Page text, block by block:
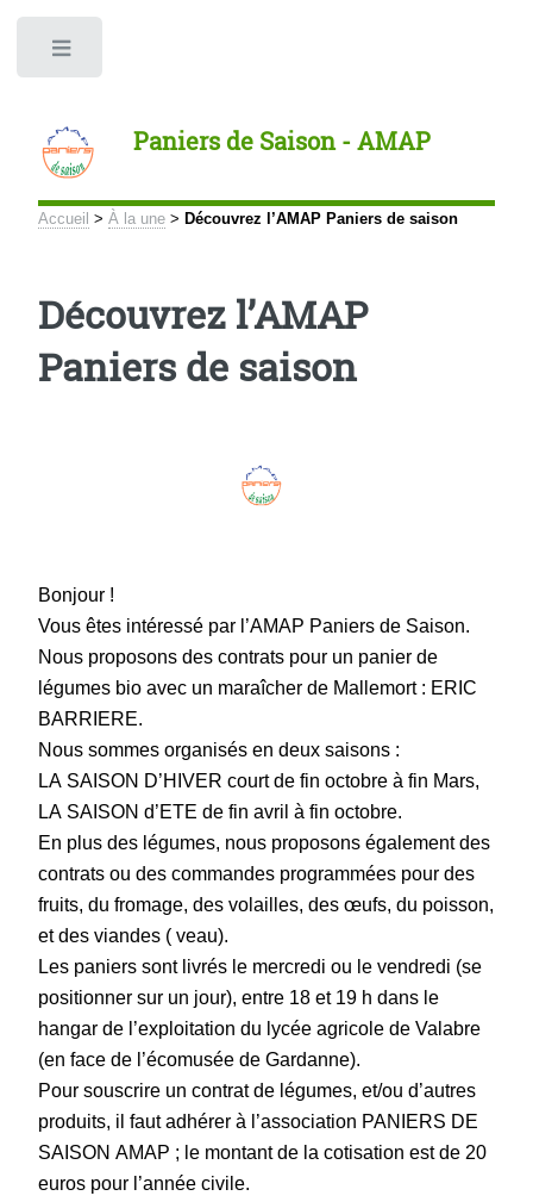
Paniers de Saison - AMAP
Accueil > À la une > Découvrez l’AMAP Paniers de saison
Découvrez l’AMAP
Paniers de saison
Bonjour !
Vous êtes intéressé par l’AMAP Paniers de Saison.
Nous proposons des contrats pour un panier de
légumes bio avec un maraîcher de Mallemort : ERIC
BARRIERE.
Nous sommes organisés en deux saisons :
LA SAISON D’HIVER court de fin octobre à fin Mars,
LA SAISON d’ETE de fin avril à fin octobre.
En plus des légumes, nous proposons également des
contrats ou des commandes programmées pour des
fruits, du fromage, des volailles, des œufs, du poisson,
et des viandes ( veau).
Les paniers sont livrés le mercredi ou le vendredi (se
positionner sur un jour), entre 18 et 19 h dans le
hangar de l’exploitation du lycée agricole de Valabre
(en face de l’écomusée de Gardanne).
Pour souscrire un contrat de légumes, et/ou d’autres
produits, il faut adhérer à l’association PANIERS DE
SAISON AMAP ; le montant de la cotisation est de 20
euros pour l’année civile.
Panneau de gestion des cookies